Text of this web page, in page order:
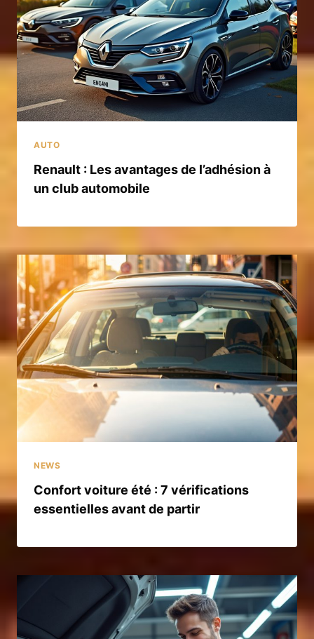
AUTO
Renault : Les avantages de l’adhésion à
un club automobile
NEWS
Confort voiture été : 7 vérifications
essentielles avant de partir